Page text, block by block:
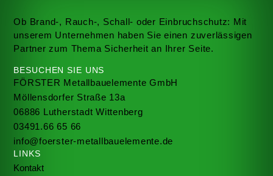
Ob Brand-, Rauch-, Schall- oder Einbruchschutz: Mit
unserem Unternehmen haben Sie einen zuverlässigen
Partner zum Thema Sicherheit an Ihrer Seite.
BESUCHEN SIE UNS
FÖRSTER Metallbauelemente GmbH
Möllensdorfer Straße 13a
06886 Lutherstadt Wittenberg
03491.66 65 66
info@foerster-metallbauelemente.de
LINKS
Kontakt